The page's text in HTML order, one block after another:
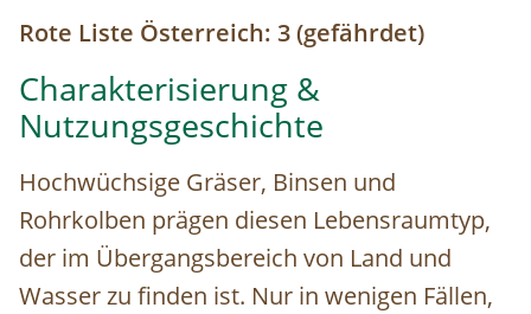
Rote Liste Österreich: 3 (gefährdet)
Charakterisierung &
Nutzungsgeschichte
Hochwüchsige Gräser, Binsen und
Rohrkolben prägen diesen Lebensraumtyp,
der im Übergangsbereich von Land und
Wasser zu finden ist. Nur in wenigen Fällen,